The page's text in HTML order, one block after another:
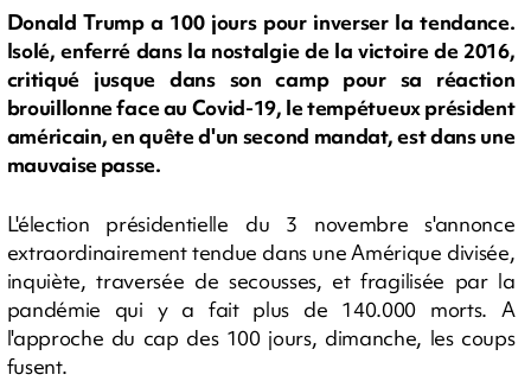
Donald Trump a 100 jours pour inverser la tendance.
Isolé, enferré dans la nostalgie de la victoire de 2016,
critiqué jusque dans son camp pour sa réaction
brouillonne face au Covid-19, le tempétueux président
américain, en quête d'un second mandat, est dans une
mauvaise passe.
L'élection présidentielle du 3 novembre s'annonce
extraordinairement tendue dans une Amérique divisée,
inquiète, traversée de secousses, et fragilisée par la
pandémie qui y a fait plus de 140.000 morts. A
l'approche du cap des 100 jours, dimanche, les coups
fusent.